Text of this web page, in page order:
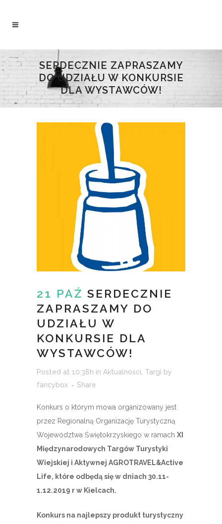
SERDECZNIE ZAPRASZAMY
DO UDZIAŁU W KONKURSIE
DLA WYSTAWCÓW!
21 PAŹ SERDECZNIE
ZAPRASZAMY DO
UDZIAŁU W
KONKURSIE DLA
WYSTAWCÓW!
Posted at 10:38h in Aktualności Targi by
fancybox
Share
Konkurs o którym mowa organizowany jest
przez Regionalną Organizację Turystyczną
Województwa Świętokrzyskiego w ramach XI
Międzynarodowych Targów Turystyki
Wiejskiej i Aktywnej AGROTRAVEL&Active
Life, które odbędą się w dniach 30.11-
1.12.2019 r w Kielcach.
Konkurs na najlepszy produkt turystyczny